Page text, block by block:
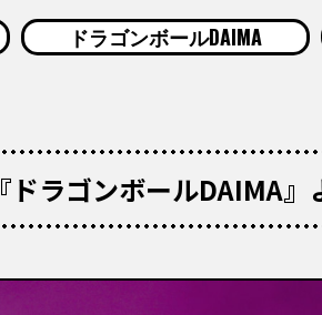
ドラゴンボールDAIMA
『ドラゴンボールDAIMA